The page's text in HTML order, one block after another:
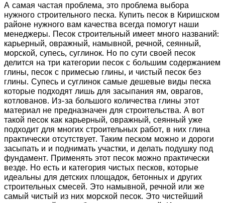
А самая частая проблема, это проблема выбора
нужного строительного песка. Купить песок в Киришском
районе нужного вам качества всегда помогут наши
менеджеры. Песок строительный имеет много названий:
карьерный, овражный, намывной, речной, сеянный,
морской, супесь, суглинок. Но по сути своей песок
делится на три категории песок с большим содержанием
глины, песок с примесью глины, и чистый песок без
глины. Супесь и суглинок самые дешевые виды песка
которые подходят лишь для засыпания ям, оврагов,
котлованов. Из-за большого количества глины этот
материал не предназначен для строительства. А вот
такой песок как карьерный, овражный, сеянный уже
подходит для многих строительных работ, в них глина
практически отсутствует. Таким песком можно и дороги
засыпать и и поднимать участки, и делать подушку под
фундамент. Применять этот песок можно практически
везде. Но есть и категория чистых песков, которые
идеальны для детских площадок, бетонных и других
строительных смесей. Это намывной, речной или же
самый чистый из них морской песок. Это чистейший